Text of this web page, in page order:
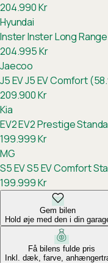
204.990Kr
Hyundai
InsterInster Long
204.995Kr
Jaecoo
J5 EVJ5 EV Comfort
209.900Kr
Kia
EV2EV2 Prestige
199.999Kr
MG
S5 EVS5 EV Comfort
199.999Kr
Gem bilen
Hold øje med den i din
Få bilens fulde pris
Inkl. dæk, farve,